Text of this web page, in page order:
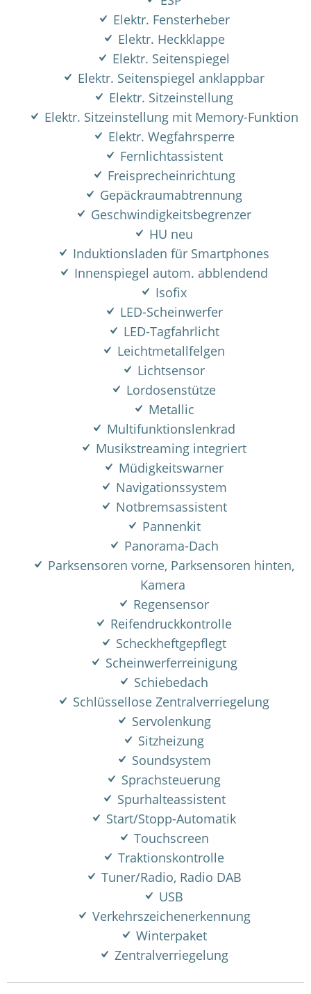
Elektr. Fensterheber
Elektr. Heckklappe
Elektr. Seitenspiegel
Elektr. Seitenspiegel anklappbar
Elektr. Sitzeinstellung
Elektr. Sitzeinstellung mit Memory-Funktion
Elektr. Wegfahrsperre
Fernlichtassistent
Freisprecheinrichtung
Gepäckraumabtrennung
Geschwindigkeitsbegrenzer
HU neu
Induktionsladen für Smartphones
Innenspiegel autom. abblendend
Isofix
LED-Scheinwerfer
LED-Tagfahrlicht
Leichtmetallfelgen
Lichtsensor
Lordosenstütze
Metallic
Multifunktionslenkrad
Musikstreaming integriert
Müdigkeitswarner
Navigationssystem
Notbremsassistent
Pannenkit
Panorama-Dach
Parksensoren vorne, Parksensoren hinten,
Kamera
Regensensor
Reifendruckkontrolle
Scheckheftgepflegt
Scheinwerferreinigung
Schiebedach
Schlüssellose Zentralverriegelung
Servolenkung
Sitzheizung
Soundsystem
Sprachsteuerung
Spurhalteassistent
Start/Stopp-Automatik
Touchscreen
Traktionskontrolle
Tuner/Radio, Radio DAB
USB
Verkehrszeichenerkennung
Winterpaket
Zentralverriegelung